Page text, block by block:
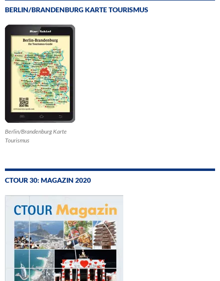
BERLIN/BRANDENBURG KARTE TOURISMUS
Berlin/Brandenburg Karte
Tourismus
CTOUR 30: MAGAZIN 2020